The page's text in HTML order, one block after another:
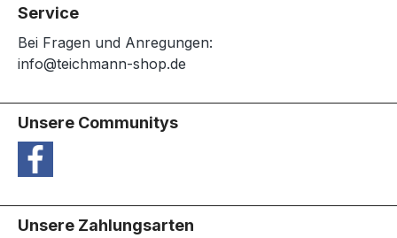
Service
Bei Fragen und Anregungen:
info@teichmann-shop.de
Unsere Communitys
Unsere Zahlungsarten